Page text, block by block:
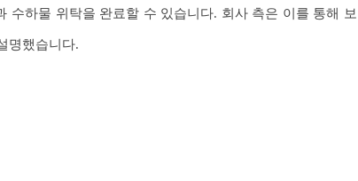
수하물 위탁을 완료할 수 있습니다. 회사 측은 이를 통해 보
명했습니다.